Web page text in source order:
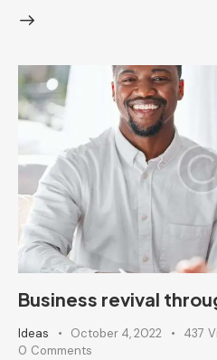
Business revival
Ideas October 4, 2022 437
0 Comments